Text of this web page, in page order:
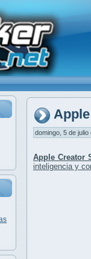
domingo, 5 de
Apple Creator
inteligencia y